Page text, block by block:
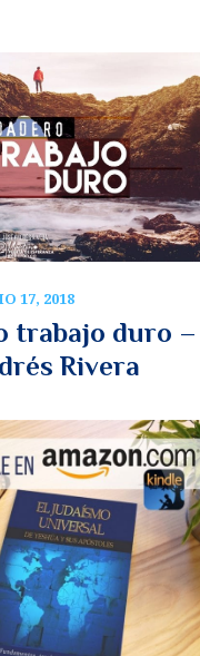
17, 2018
trabajo duro –
Rivera